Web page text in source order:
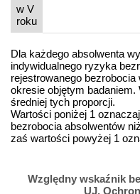
w V
roku
Dla każdego absolwenta
indywidualnego ryzyka
rejestrowanego
okresie objętym
średniej tych proporcji.
Wartości poniżej 1
bezrobocia absolwentów
zaś wartości powyżej 1
Względny wskaźnik
UJ,